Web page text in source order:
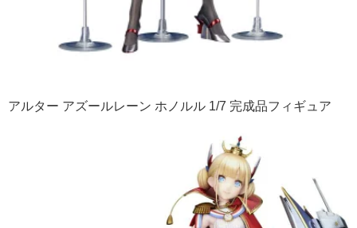
アルター アズールレーン ホノルル 1/7 完成品フィギュア